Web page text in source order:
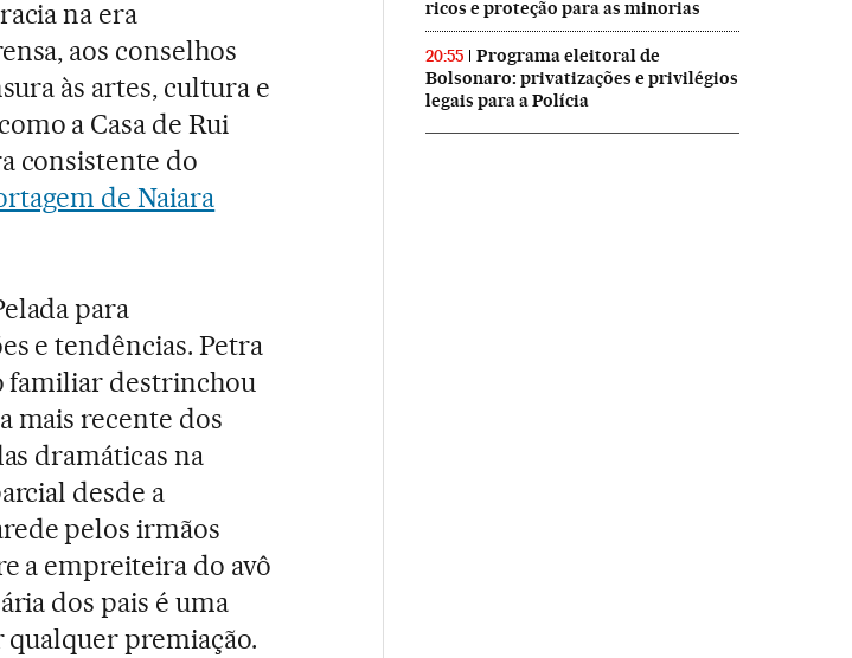
na era
aos conselhos
às artes, cultura e
a Casa de Rui
consistente do
de Naiara
para
e tendências. Petra
familiar destrinchou
mais recente dos
dramáticas na
desde a
pelos irmãos
a empreiteira do avô
dos pais é uma
premiação.
ricos e proteção para as minorias
20:55
Programa eleitoral de
Bolsonaro: privatizações e privilégios
legais para a Polícia